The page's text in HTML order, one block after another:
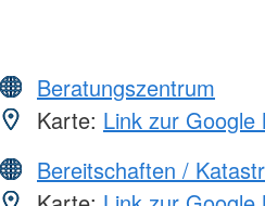
Beratungszentrum
Karte: Link zur Google
Bereitschaften /